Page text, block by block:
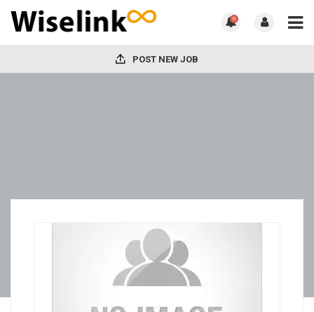
0
POST NEW JOB